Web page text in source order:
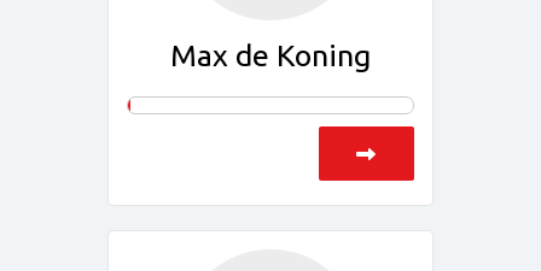
Max de Koning